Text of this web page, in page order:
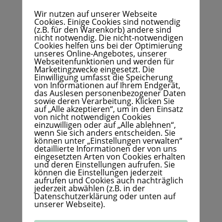
Mein Zustand hat sich verbessert, seit ich
1. eine 10.000 Lux Tageslichtlampe auf den
Schreibtisch direkt neben meinem Computer
gestellt habe.
2. vonSeptemberbisApril(wirklich)
hochdosiert Vitamin D einnehme. Deinen
Vitamin-D-Spiegelkannst Du ermitteln und
nach einigen Wochen der Einnahme erneut
überprüfen lassen (Arzt, Heilpraktiker oder
Selbsttest für zu Hause).
3.2-3mal im Monat auf die Sonnenbank
Wir nutzen auf unserer Webseite
Cookies. Einige Cookies sind notwendig
(z.B. für den Warenkorb) andere sind
nicht notwendig. Die nicht-notwendigen
Cookies helfen uns bei der Optimierung
unseres Online-Angebotes, unserer
Webseitenfunktionen und werden für
Marketingzwecke eingesetzt. Die
Einwilligung umfasst die Speicherung
von Informationen auf Ihrem Endgerät,
das Auslesen personenbezogener Daten
sowie deren Verarbeitung. Klicken Sie
auf „Alle akzeptieren“, um in den Einsatz
von nicht notwendigen Cookies
einzuwilligen oder auf „Alle ablehnen“,
wenn Sie sich anders entscheiden. Sie
können unter „Einstellungen verwalten“
detaillierte Informationen der von uns
eingesetzten Arten von Cookies erhalten
und deren Einstellungen aufrufen. Sie
können die Einstellungen jederzeit
aufrufen und Cookies auch nachträglich
jederzeit abwählen (z.B. in der
Datenschutzerklärung oder unten auf
unserer Webseite).